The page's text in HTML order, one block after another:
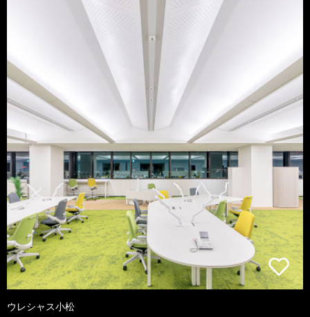
ウレシャス小松